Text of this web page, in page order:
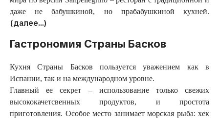
даже не бабушкиной, но прабабушкиной кухней.
(далее…)
Гастрономия Страны Басков
Кухня Страны Басков пользуется уважением как в
Испании, так и на международном уровне.
Главный ее секрет – использование только свежих
высококачетсвенных продуктов, и простота
приготовления. Особое место занимает морская рыба: хек